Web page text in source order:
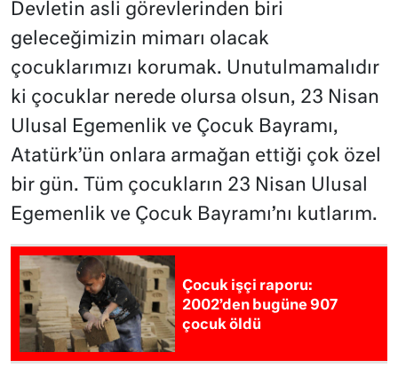
Devletin asli görevlerinden biri
geleceğimizin mimarı olacak
çocuklarımızı korumak. Unutulmamalıdır
ki çocuklar nerede olursa olsun, 23 Nisan
Ulusal Egemenlik ve Çocuk Bayramı,
Atatürk’ün onlara armağan ettiği çok özel
bir gün. Tüm çocukların 23 Nisan Ulusal
Egemenlik ve Çocuk Bayramı’nı kutlarım.
Çocuk işçi raporu:
2002’den bugüne 907
çocuk öldü